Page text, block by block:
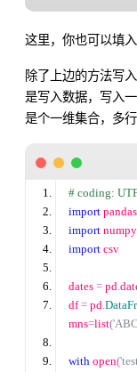
这里，你也可以填
除了上边的方法写
是写入数据，写入
是个一维集合，多
# coding:
import pandas
import numpy
import csv
dates = pd
df = pd
mns=list('ABC
with open('